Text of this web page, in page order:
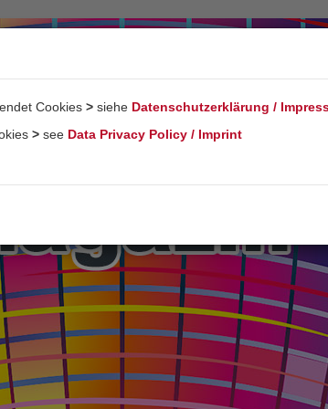
Cookies > siehe Datenschutzerklärung /
> see Data Privacy Policy / Imprint